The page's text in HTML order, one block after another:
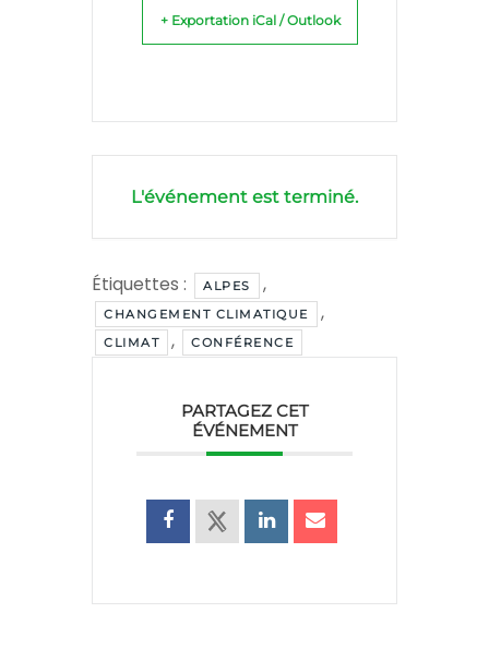
+ Exportation iCal / Outlook
L'événement est terminé.
Étiquettes : ALPES ,
CHANGEMENT CLIMATIQUE ,
CLIMAT , CONFÉRENCE
PARTAGEZ CET
ÉVÉNEMENT